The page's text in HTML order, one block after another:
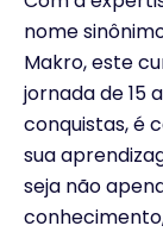
nome
Makro, este
jornada de 15
conquistas, é
sua
seja não